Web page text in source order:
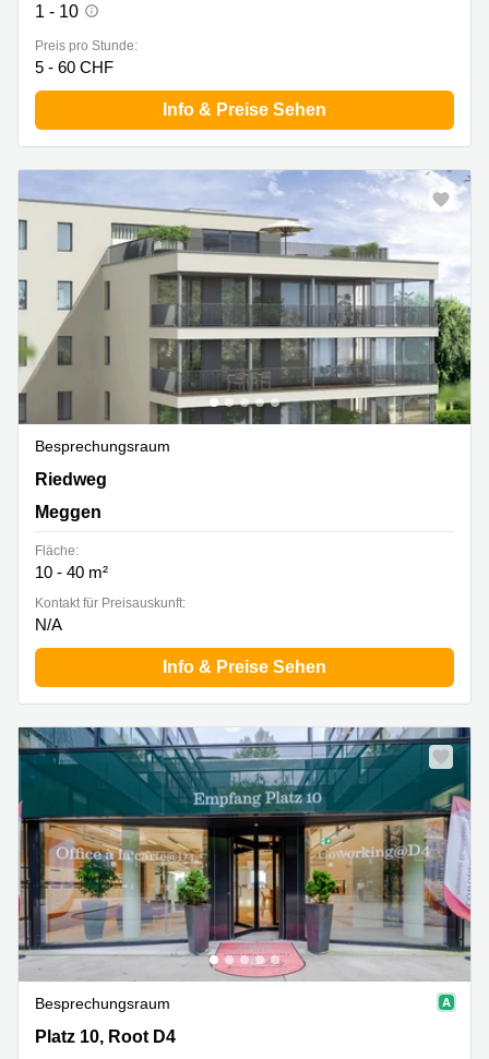
1 - 10
Preis pro Stunde:
5 - 60 CHF
Info & Preise Sehen
Besprechungsraum
Riedweg 6, Meggen
Riedweg
Meggen
Fläche:
10 - 40 m²
Kontakt für Preisauskunft:
N/A
Info & Preise Sehen
Besprechungsraum
Platz 10, Root D4, Luzern
Platz 10, Root D4